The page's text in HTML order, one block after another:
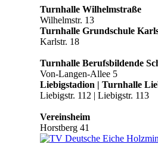
Turnhalle Wilhelmstraße
Wilhelmstr. 13
Turnhalle Grundschule
Karlstr. 18
Turnhalle Berufsbildende
Von-Langen-Allee 5
Liebigstadion | Turnhalle
Liebigstr. 112 | Liebigstr. 113
Vereinsheim
Horstberg 41